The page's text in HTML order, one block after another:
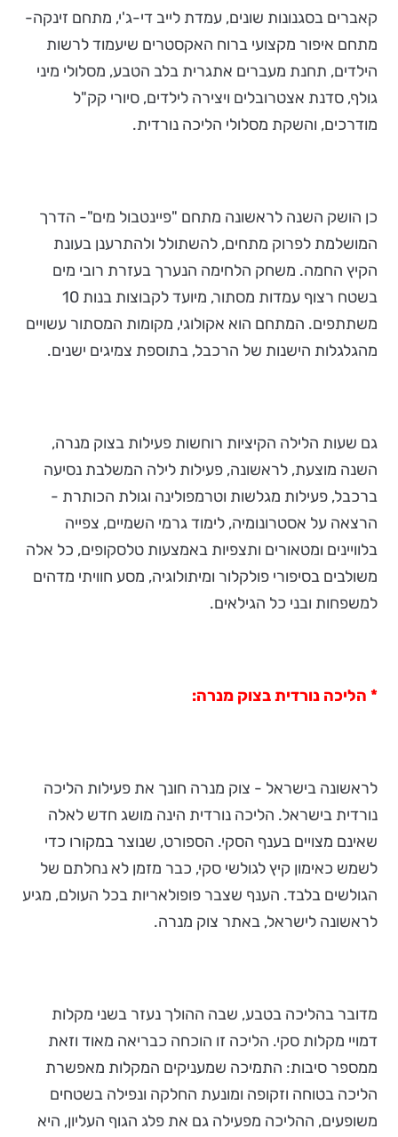
קאברים בסגנונות שונים, עמדת לייב די-ג'י, מתחם זינקה-
מתחם איפור מקצועי ברוח האקסטרים שיעמוד לרשות
הילדים, תחנת מעברים אתגרית בלב הטבע, מסלולי מיני
גולף, סדנת אצטרובלים ויצירה לילדים, סיורי קק"ל
מודרכים, והשקת מסלולי הליכה נורדית.
כן הושק השנה לראשונה מתחם "פיינטבול מים"- הדרך
המושלמת לפרוק מתחים, להשתולל ולהתרענן בעונת
הקיץ החמה. משחק הלחימה הנערך בעזרת רובי מים
בשטח רצוף עמדות מסתור, מיועד לקבוצות בנות 10
משתתפים. המתחם הוא אקולוגי, מקומות המסתור עשויים
מהגלגלות הישנות של הרכבל, בתוספת צמיגים ישנים.
גם שעות הלילה הקיציות רוחשות פעילות בצוק מנרה,
השנה מוצעת, לראשונה, פעילות לילה המשלבת נסיעה
ברכבל, פעילות מגלשות וטרמפולינה וגולת הכותרת -
הרצאה על אסטרונומיה, לימוד גרמי השמיים, צפייה
בלוויינים ומטאורים ותצפיות באמצעות טלסקופים, כל אלה
משולבים בסיפורי פולקלור ומיתולוגיה, מסע חוויתי מדהים
למשפחות ובני כל הגילאים.
* הליכה נורדית בצוק מנרה:
לראשונה בישראל - צוק מנרה חונך את פעילות הליכה
נורדית בישראל. הליכה נורדית הינה מושג חדש לאלה
שאינם מצויים בענף הסקי. הספורט, שנוצר במקורו כדי
לשמש כאימון קיץ לגולשי סקי, כבר מזמן לא נחלתם של
הגולשים בלבד. הענף שצבר פופולאריות בכל העולם, מגיע
לראשונה לישראל, באתר צוק מנרה.
מדובר בהליכה בטבע, שבה ההולך נעזר בשני מקלות
דמויי מקלות סקי. הליכה זו הוכחה כבריאה מאוד וזאת
ממספר סיבות: התמיכה שמעניקים המקלות מאפשרת
הליכה בטוחה וזקופה ומונעת החלקה ונפילה בשטחים
משופעים, ההליכה מפעילה גם את פלג הגוף העליון, היא